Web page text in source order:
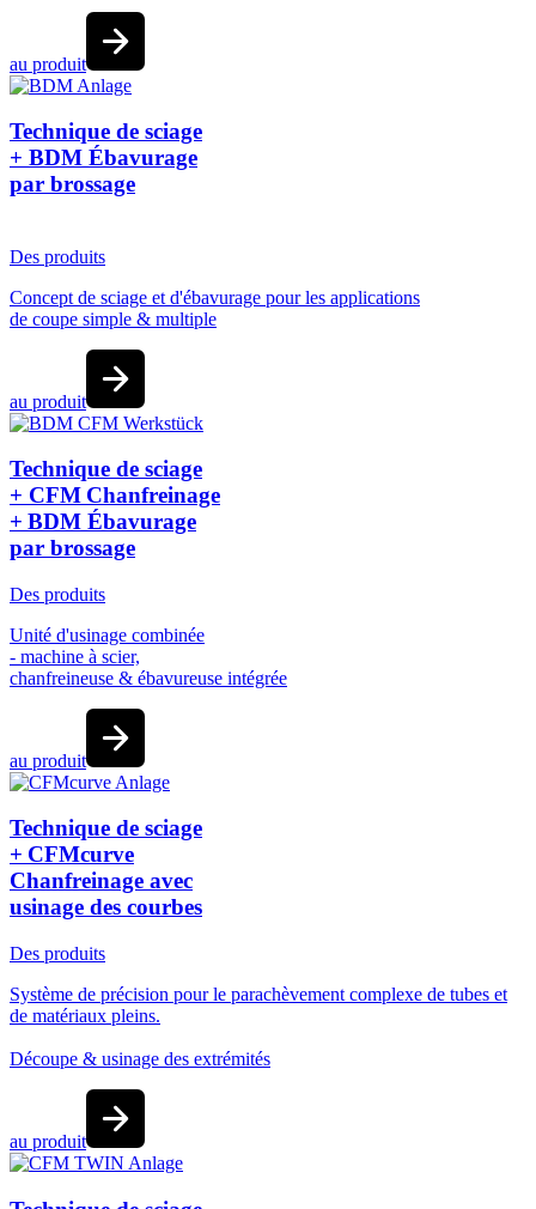
au produit
Technique de sciage
+ BDM Ébavurage
par brossage
Des produits
Concept de sciage et d'ébavurage pour les applications
de coupe simple & multiple
au produit
Technique de sciage
+ CFM Chanfreinage
+ BDM Ébavurage
par brossage
Des produits
Unité d'usinage combinée
- machine à scier,
chanfreineuse & ébavureuse intégrée
au produit
Technique de sciage
+ CFMcurve
Chanfreinage avec
usinage des courbes
Des produits
Système de précision pour le parachèvement complexe de tubes et
de matériaux pleins.
Découpe & usinage des extrémités
au produit